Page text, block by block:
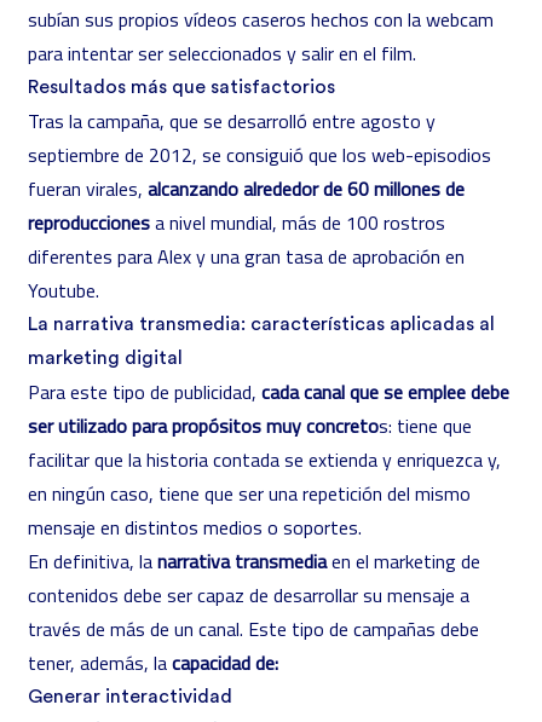
subían sus propios vídeos caseros hechos con la webcam
para intentar ser seleccionados y salir en el film.
Resultados más que satisfactorios
Tras la campaña, que se desarrolló entre agosto y
septiembre de 2012, se consiguió que los web-episodios
fueran virales, alcanzando alrededor de 60 millones de
reproduccionesa nivel mundial, más de 100 rostros
diferentes para Alex y una gran tasa de aprobación en
Youtube.
La narrativa transmedia: características aplicadas al
marketing digital
Para este tipo de publicidad, cada canal que se emplee debe
ser utilizado para propósitos muy concretos: tiene que
facilitar que la historia contada se extienda y enriquezca y,
en ningún caso, tiene que ser una repetición del mismo
mensaje en distintos medios o soportes.
En definitiva, lanarrativa transmediaen el marketing de
contenidos debe ser capaz de desarrollar su mensaje a
través de más de un canal. Este tipo de campañas debe
tener, además, lacapacidad de:
Generar interactividad